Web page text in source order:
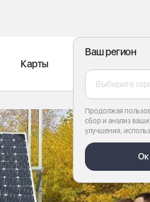
Ваш регион
Выберите
Продолжая
сбор и анализ
улучшения,
Ок
Карты